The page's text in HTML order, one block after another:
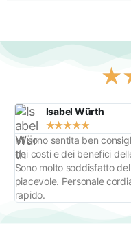
★
Isabel Würth
★★★★★
Mi sono sentita ben
dei costi e dei benefici
Sono molto soddisfatto
piacevole. Personale
rapido.